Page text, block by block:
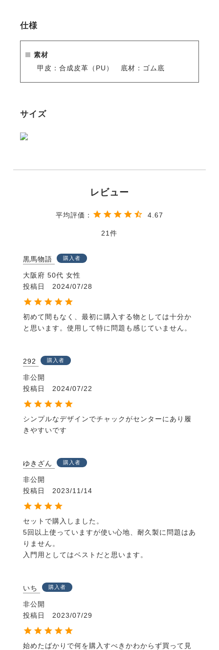
・拍車の位置が安定する、拍車止め付き
・あぶみが滑りにくい、靴底すべり止め加工
・合皮だから、お手入れもラクラク
・工場からの直接仕入れで、品質はそのままにこのお
仕様
素材
甲皮：合成皮革（PU） 底材：ゴム底
サイズ
4.67
21
黒馬物語 購入者
大阪府 50代 女性
投稿日
2024/07/28
初めて間もなく、最初に購入する物としては十分か
と思います。使用して特に問題も感じていません。
292 購入者
非公開
投稿日
2024/07/22
シンプルなデザインでチャックがセンターにあり履
きやすいです
ゆきざん 購入者
非公開
投稿日
2023/11/14
セットで購入しました。
5回以上使っていますが使い心地、耐久製に問題はあ
りません。
入門用としてはベストだと思います。
いち 購入者
非公開
投稿日
2023/07/29
始めたばかりで何を購入すべきかわからず買って見